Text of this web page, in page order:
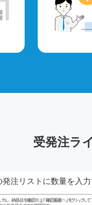
受発注ラ
注リストに数量を入力